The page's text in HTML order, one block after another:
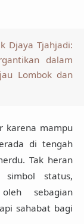
Djaya Tjahjadi:
dalam
Lombok dan
karena mampu
di tengah
Tak heran
status,
sebagian
sahabat bagi